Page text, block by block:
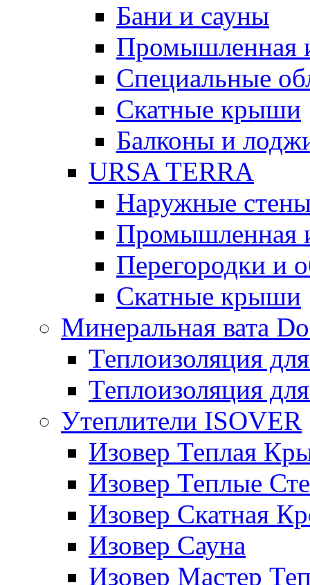
Бани и сауны
Промышленная
Специальные
Скатные крыши
Балконы и
URSA TERRA
Наружные
Промышленная
Перегородки и
Скатные крыши
Минеральная вата
Теплоизоляция
Теплоизоляция
Утеплители ISOVER
Изовер Теплая
Изовер Теплые
Изовер Скатная
Изовер Сауна
Изовер Мастер